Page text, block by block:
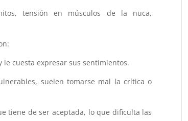
tensión en músculos de la nuca,
cuesta expresar sus sentimientos.
suelen tomarse mal la crítica o
tiene de ser aceptada, lo que dificulta las